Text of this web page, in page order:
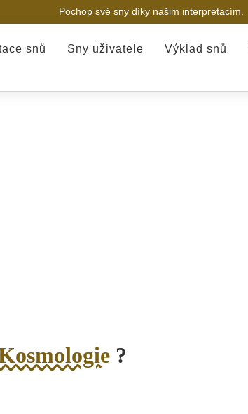
Pochop své sny díky našim interpretacím.
snů Sny uživatele Výklad snů
?